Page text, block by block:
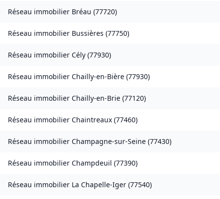
Réseau immobilier Bréau (77720)
Réseau immobilier Bussières (77750)
Réseau immobilier Cély (77930)
Réseau immobilier Chailly-en-Bière (77930)
Réseau immobilier Chailly-en-Brie (77120)
Réseau immobilier Chaintreaux (77460)
Réseau immobilier Champagne-sur-Seine (77430)
Réseau immobilier Champdeuil (77390)
Réseau immobilier La Chapelle-Iger (77540)